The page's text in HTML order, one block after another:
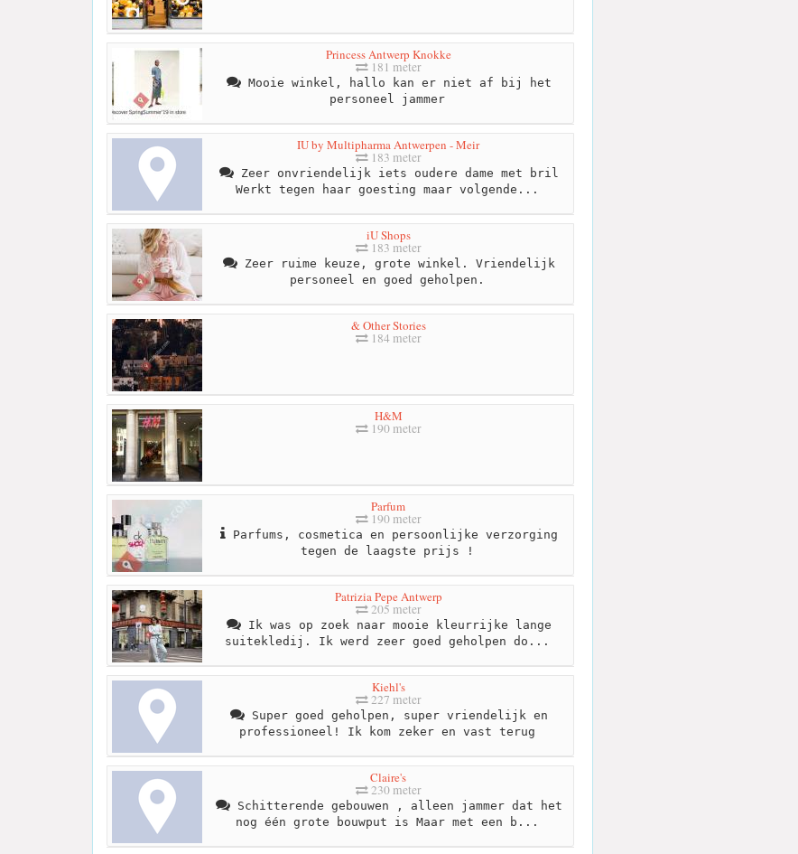
Princess Antwerp Knokke
181 meter
Mooie winkel, hallo kan er niet af bij het
personeel jammer
IU by Multipharma Antwerpen - Meir
183 meter
Zeer onvriendelijk iets oudere dame met bril
Werkt tegen haar goesting maar volgende...
iU Shops
183 meter
Zeer ruime keuze, grote winkel. Vriendelijk
personeel en goed geholpen.
& Other Stories
184 meter
H&M
190 meter
Parfum
190 meter
Parfums, cosmetica en persoonlijke verzorging
tegen de laagste prijs !
Patrizia Pepe Antwerp
205 meter
Ik was op zoek naar mooie kleurrijke lange
suitekledij. Ik werd zeer goed geholpen do...
Kiehl's
227 meter
Super goed geholpen, super vriendelijk en
professioneel! Ik kom zeker en vast terug
Claire's
230 meter
Schitterende gebouwen , alleen jammer dat het
nog één grote bouwput is Maar met een b...